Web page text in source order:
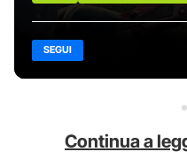
SEGUI
Continua a